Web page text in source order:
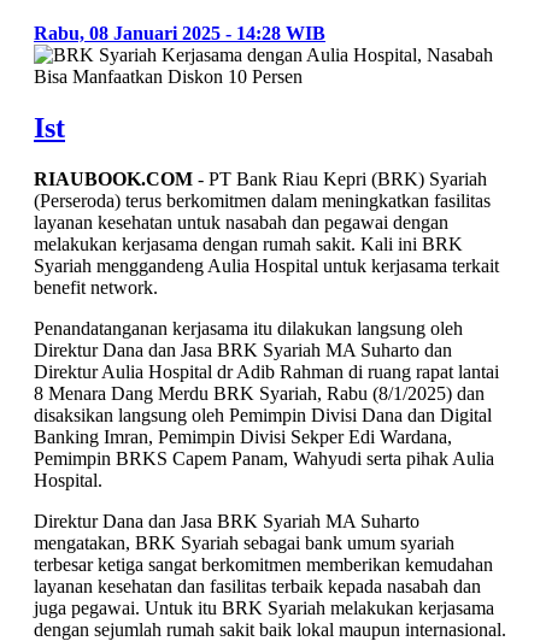
Rabu, 08 Januari 2025 - 14:28 WIB
Ist
RIAUBOOK.COM - PT Bank Riau Kepri (BRK) Syariah
(Perseroda) terus berkomitmen dalam meningkatkan fasilitas
layanan kesehatan untuk nasabah dan pegawai dengan
melakukan kerjasama dengan rumah sakit. Kali ini BRK
Syariah menggandeng Aulia Hospital untuk kerjasama terkait
benefit network.
Penandatanganan kerjasama itu dilakukan langsung oleh
Direktur Dana dan Jasa BRK Syariah MA Suharto dan
Direktur Aulia Hospital dr Adib Rahman di ruang rapat lantai
8 Menara Dang Merdu BRK Syariah, Rabu (8/1/2025) dan
disaksikan langsung oleh Pemimpin Divisi Dana dan Digital
Banking Imran, Pemimpin Divisi Sekper Edi Wardana,
Pemimpin BRKS Capem Panam, Wahyudi serta pihak Aulia
Hospital.
Direktur Dana dan Jasa BRK Syariah MA Suharto
mengatakan, BRK Syariah sebagai bank umum syariah
terbesar ketiga sangat berkomitmen memberikan kemudahan
layanan kesehatan dan fasilitas terbaik kepada nasabah dan
juga pegawai. Untuk itu BRK Syariah melakukan kerjasama
dengan sejumlah rumah sakit baik lokal maupun internasional.